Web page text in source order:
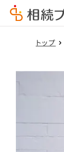
トップ